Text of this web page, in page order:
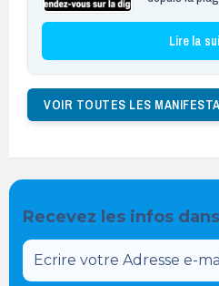
Lire la
VOIR TOUTES LES
Recevez les infos